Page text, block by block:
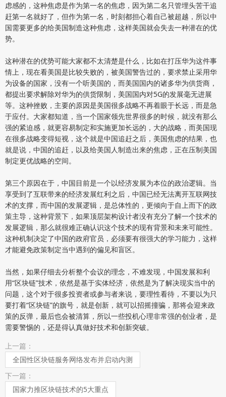
虑感的，这种焦虑是作为第一名的焦虑，因为第二名只管埋头苦干追
赶第一名就好了，但作为第一名，时刻都担心着自己被超越，所以中
国需要更多的给美国制造这种焦虑，这样美国就会失去一种潜在的优
势。
这种潜在的优势可能大家都不太清楚是什么，比如在打压华为这件事
情上，现在看美国是比较失败的，被美国警告过的，要求禁止采用华
为设备的国家，没有一个听美国的，而美国国内的诸多华为供货商，
都提出要求解除对华为的供货限制，美国国内对5G的发展毫无进展
等。这种挫败，主要的原因是美国很多战略不再着眼于长远，而是急
于应付。大家都知道，当一个国家领先世界很多的时候，就没有那么
强的紧迫感，就更容易制定和实施更加长远的，大的战略，而美国现
在很多战略变得短视，这个就是中国追赶之后，美国焦虑的结果，也
就是说，中国的追赶，以及给美国人制造出来的焦虑，正在压制美国
制定更优战略的空间。
第三个原因在于，中国目前是一个以经济发展为本位的政治逻辑。当
享受到了互联带来的经济发展红利之后，中国已经无法离开互联网技
术的支撑，而中国的发展逻辑，是总体性的，更倾向于自上而下的政
策主导，这种背景下，如果顶层架构设计者没有充分了解一个技术的
发展逻辑，那么就很难正确认识这个技术的现有背景和未来可能性。
这种机制决定了中国的政府官员，必须要有很强大的学习能力，这样
才能避免政策制定当中遇到的偏见和盲区。
当然，如果仔细去分析整个会议的理念，不难发现，中国发展和利
用“区块链”技术，依然是基于实体经济，依然是为了解决现实当中的
问题，这个对于很多投资者或参与者来说，要理性看待，不要以为只
要打着“区块链”的旗号，就是创新，就可以招摇撞骗，那将会迎来政
策的反弹，最后也会被清算，所以一些投机心理非常强的创业者，是
需要警惕的，还是得认真做好技术和创新突破。
上一篇：
全国性区块链服务网络发布并启动内测
下一篇：
国家力推区块链技术的5大重点